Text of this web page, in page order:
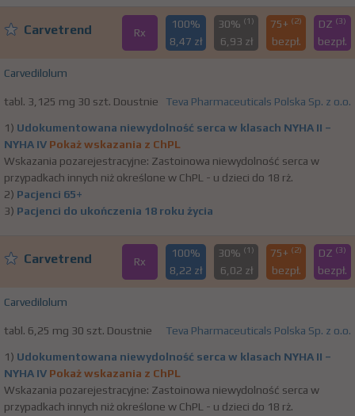
Carvetrend Rx
100%
8,47 zł
30% (1)
6,93 zł
75+ (2)
bezpł.
DZ (3)
bezpł.
Carvedilolum
tabl. 3,125 mg 30 szt. Doustnie Teva Pharmaceuticals Polska Sp. z o.o.
1) Udokumentowana niewydolność serca w klasach NYHA II –
NYHA IV Pokaż wskazania z ChPL
Wskazania pozarejestracyjne: Zastoinowa niewydolność serca w
przypadkach innych niż określone w ChPL - u dzieci do 18 rż.
2) Pacjenci 65+
3) Pacjenci do ukończenia 18 roku życia
Carvetrend Rx
100%
8,22 zł
30% (1)
6,02 zł
75+ (2)
bezpł.
DZ (3)
bezpł.
Carvedilolum
tabl. 6,25 mg 30 szt. Doustnie Teva Pharmaceuticals Polska Sp. z o.o.
1) Udokumentowana niewydolność serca w klasach NYHA II –
NYHA IV Pokaż wskazania z ChPL
Wskazania pozarejestracyjne: Zastoinowa niewydolność serca w
przypadkach innych niż określone w ChPL - u dzieci do 18 rż.